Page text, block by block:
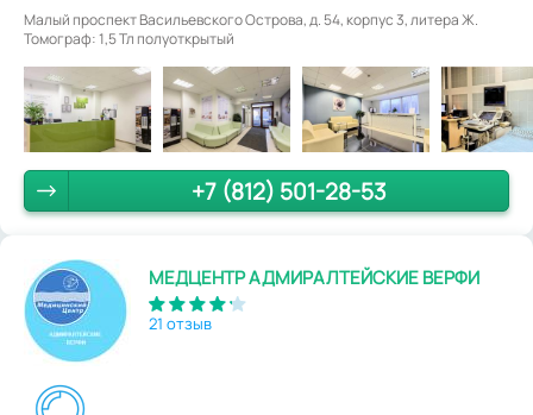
Малый проспект Васильевского Острова, д. 54, корпус 3, литера Ж.
Томограф: 1,5 Тл полуоткрытый
+7 (812) 501-28-53
МЕДЦЕНТР АДМИРАЛТЕЙСКИЕ ВЕРФИ
21 отзыв